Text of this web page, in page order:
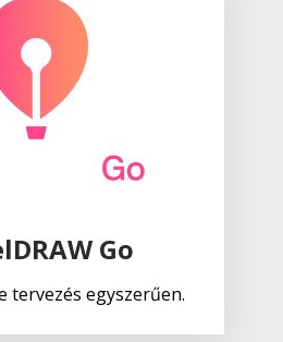
Go
tervezés egyszerűen.